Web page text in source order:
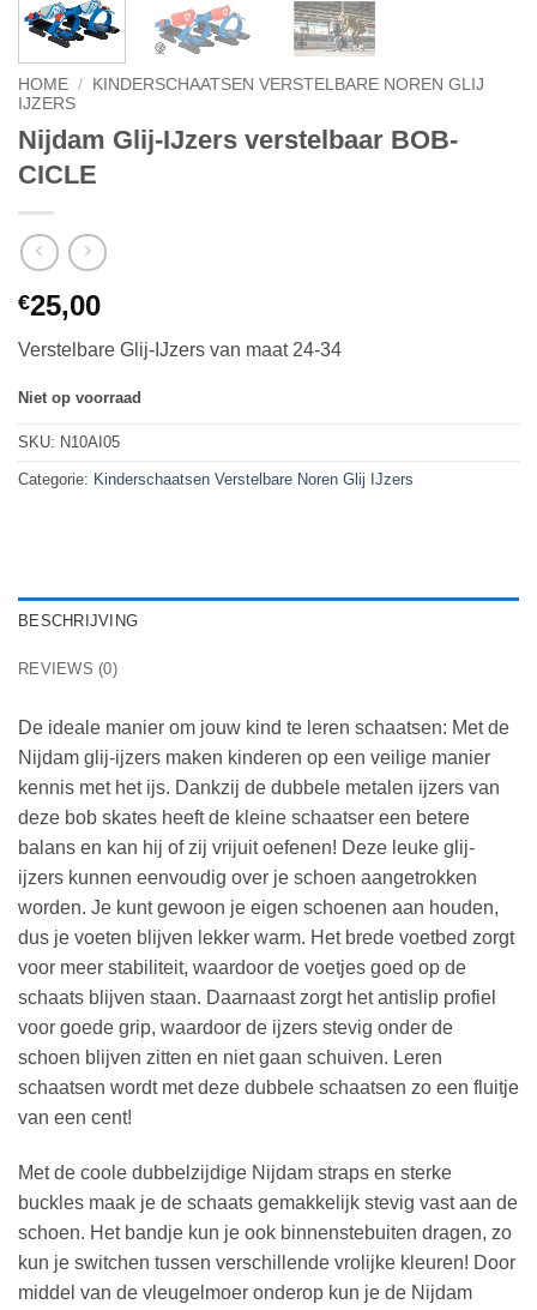
HOME /
KINDERSCHAATSEN VERSTELBARE NOREN GLIJ
IJZERS
Nijdam Glij-IJzers verstelbaar BOB-
CICLE
€25,00
Verstelbare Glij-IJzers van maat 24-34
Niet op voorraad
SKU: N10AI05
Categorie: Kinderschaatsen Verstelbare Noren Glij IJzers
BESCHRIJVING
REVIEWS (0)
De ideale manier om jouw kind te leren schaatsen: Met de
Nijdam glij-ijzers maken kinderen op een veilige manier
kennis met het ijs. Dankzij de dubbele metalen ijzers van
deze bob skates heeft de kleine schaatser een betere
balans en kan hij of zij vrijuit oefenen! Deze leuke glij-
ijzers kunnen eenvoudig over je schoen aangetrokken
worden. Je kunt gewoon je eigen schoenen aan houden,
dus je voeten blijven lekker warm. Het brede voetbed zorgt
voor meer stabiliteit, waardoor de voetjes goed op de
schaats blijven staan. Daarnaast zorgt het antislip profiel
voor goede grip, waardoor de ijzers stevig onder de
schoen blijven zitten en niet gaan schuiven. Leren
schaatsen wordt met deze dubbele schaatsen zo een fluitje
van een cent!
Met de coole dubbelzijdige Nijdam straps en sterke
buckles maak je de schaats gemakkelijk stevig vast aan de
schoen. Het bandje kun je ook binnenstebuiten dragen, zo
kun je switchen tussen verschillende vrolijke kleuren! Door
middel van de vleugelmoer onderop kun je de Nijdam